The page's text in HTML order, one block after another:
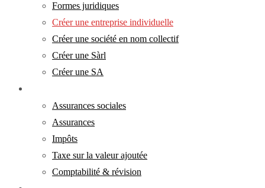
Formes juridiques
Créer une entreprise individuelle
Créer une société en nom collectif
Créer une Sàrl
Créer une SA
Assurances sociales
Assurances
Impôts
Taxe sur la valeur ajoutée
Comptabilité & révision